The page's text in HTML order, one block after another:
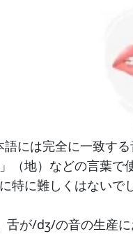
には完全に一致す
」（地）などの言葉
特に難しくはないで
舌が/dʒ/の音の生産